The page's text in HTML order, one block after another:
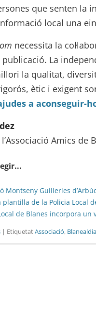
que senten
local una
necessita la
La
la qualitat,
ètic i exigent
a aconseguir-
Amics de
Montseny Guilleries
plantilla de la Policia Local
de Blanes incorpora
| EtiquetatAssociació,